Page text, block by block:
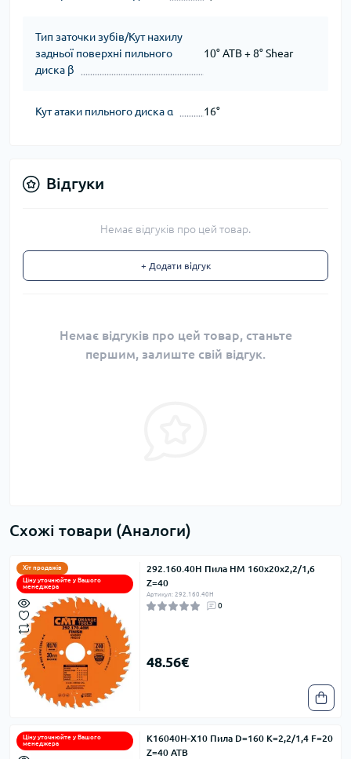
Тип заточки зубів/Кут нахилу
задньої поверхні пильного
диска β
10° ATB + 8° Shear
Кут атаки пильного диска α 16°
Відгуки
Немає відгуків про цей товар.
+ Додати відгук
Немає відгуків про цей товар, станьте
першим, залиште свій відгук.
Схожі товари (Аналоги)
Хіт продажів
Ціну уточнюйте у Вашого
менеджера
292.160.40H Пила HM 160x20x2,2/1,6
Z=40
Артикул: 292.160.40H
0
48.56€
Ціну уточнюйте у Вашого
менеджера
K16040H-X10 Пила D=160 K=2,2/1,4 F=20
Z=40 ATB